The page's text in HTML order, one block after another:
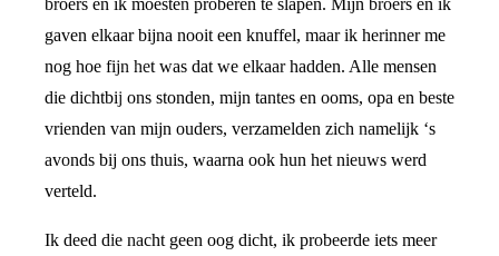
broers en ik moesten proberen te slapen. Mijn broers en ik
gaven elkaar bijna nooit een knuffel, maar ik herinner me
nog hoe fijn het was dat we elkaar hadden. Alle mensen
die dichtbij ons stonden, mijn tantes en ooms, opa en beste
vrienden van mijn ouders, verzamelden zich namelijk ‘s
avonds bij ons thuis, waarna ook hun het nieuws werd
verteld.
Ik deed die nacht geen oog dicht, ik probeerde iets meer